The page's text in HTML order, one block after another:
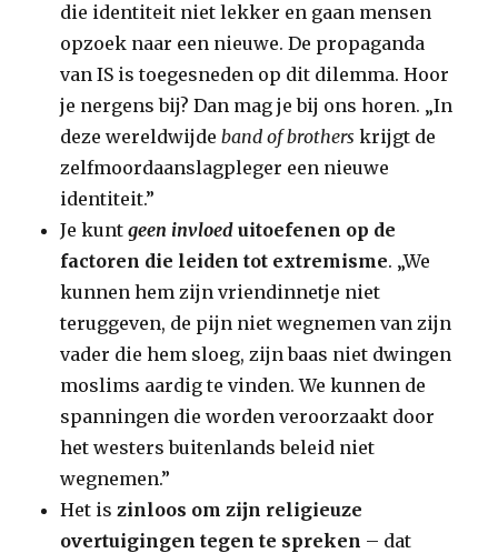
die identiteit niet lekker en gaan mensen
opzoek naar een nieuwe. De propaganda
van IS is toegesneden op dit dilemma. Hoor
je nergens bij? Dan mag je bij ons horen. „In
deze wereldwijdeband of brothers krijgt de
zelfmoordaanslagpleger een nieuwe
identiteit.”
Je kuntgeen invloeduitoefenen op de
factoren die leiden tot extremisme. „We
kunnen hem zijn vriendinnetje niet
teruggeven, de pijn niet wegnemen van zijn
vader die hem sloeg, zijn baas niet dwingen
moslims aardig te vinden. We kunnen de
spanningen die worden veroorzaakt door
het westers buitenlands beleid niet
wegnemen.”
Het iszinloos om zijn religieuze
overtuigingen tegen te spreken – dat